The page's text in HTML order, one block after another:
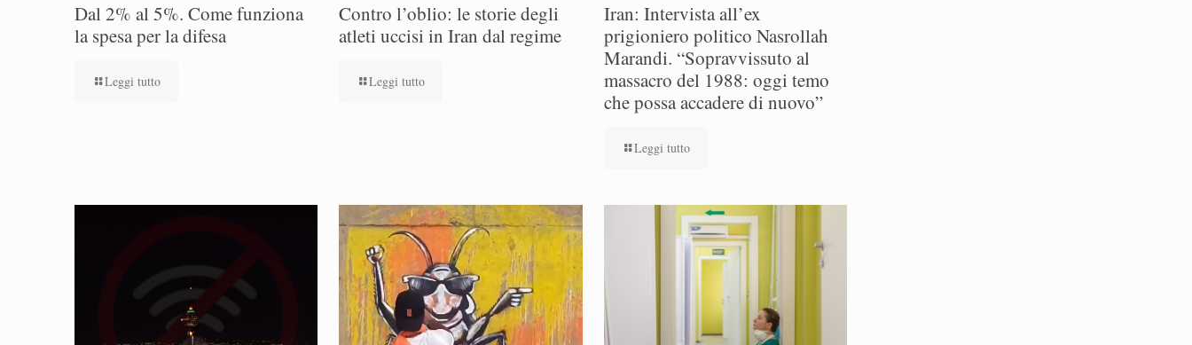
Dal 2% al 5%. Come funziona
la spesa per la difesa
Leggi tutto
Contro l’oblio: le storie degli
atleti uccisi in Iran dal regime
Leggi tutto
Iran: Intervista all’ex
prigioniero politico Nasrollah
Marandi. “Sopravvissuto al
massacro del 1988: oggi temo
che possa accadere di nuovo”
Leggi tutto